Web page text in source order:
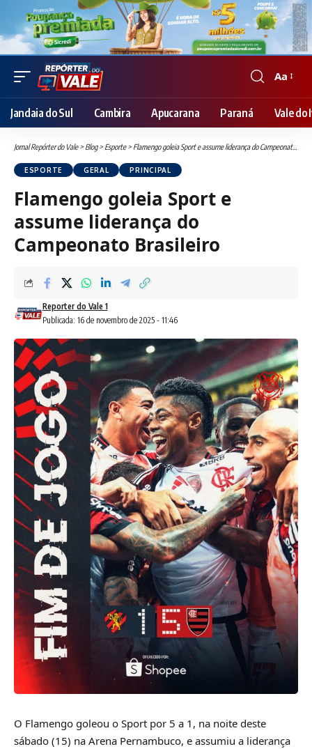
Font
Resizer
Aa
Jandaia do Sul Cambira Apucarana Paraná Vale do
Jornal Repórter do Vale> Blog> Esporte> Flamengo goleia Sport e assume liderança do Campeonato Brasileiro
ESPORTE GERAL PRINCIPAL
Flamengo goleia Sport e
assume liderança do
Campeonato Brasileiro
Publicada: 16 de novembro de 2025 - 11:46
Reporter do Vale 1
O Flamengo goleou o Sport por 5 a 1, na noite deste
sábado (15) na Arena Pernambuco, e assumiu a liderança